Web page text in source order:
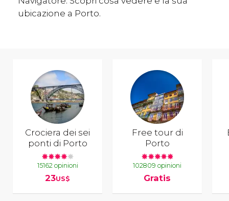
ubicazione a Porto.
Crociera dei sei
ponti di Porto
15162 opinioni
23US$
Free tour di
Porto
102809 opinioni
Gratis